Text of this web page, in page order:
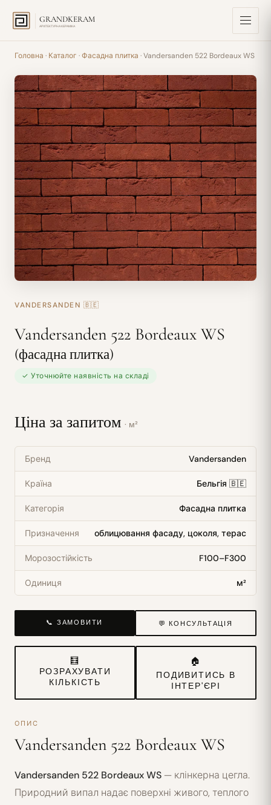
GRANDKERAM
АРХІТЕКТУРНА КЕРАМІКА
Головна · Каталог ·Фасадна плитка · Vandersanden 522 Bordeaux WS
VANDERSANDEN 🇧🇪
Vandersanden 522 Bordeaux WS
(фасадна плитка)
✓ Уточнюйте наявність на складі
Ціна за запитом · м²
Бренд Vandersanden
Країна Бельгія 🇧🇪
Категорія Фасадна плитка
Призначення облицювання фасаду, цоколя, терас
Морозостійкість F100–F300
Одиниця м²
📞 ЗАМОВИТИ 💬 КОНСУЛЬТАЦІЯ
🧮
РОЗРАХУВАТИ
КІЛЬКІСТЬ
🏠
ПОДИВИТИСЬ В
ІНТЕР'ЄРІ
ОПИС
Vandersanden 522 Bordeaux WS
Vandersanden 522 Bordeaux WS— клінкерна цегла.
Природний випал надає поверхні живого, теплого